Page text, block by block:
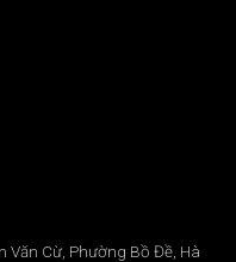
Văn Cừ, Phường Bồ Đề, Hà